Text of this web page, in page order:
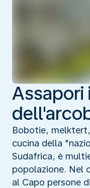
Assapori
Bobotie,
cucina della
Sudafrica, è
popolazione. Nel
al Capo persone